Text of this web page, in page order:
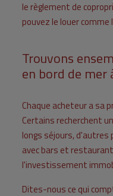
le règlement de
pouvez le louer
Trouvons
en bord de mer
Chaque acheteur a sa
Certains recherchent
longs séjours,
avec bars et
l'investissement
Dites-nous ce qui